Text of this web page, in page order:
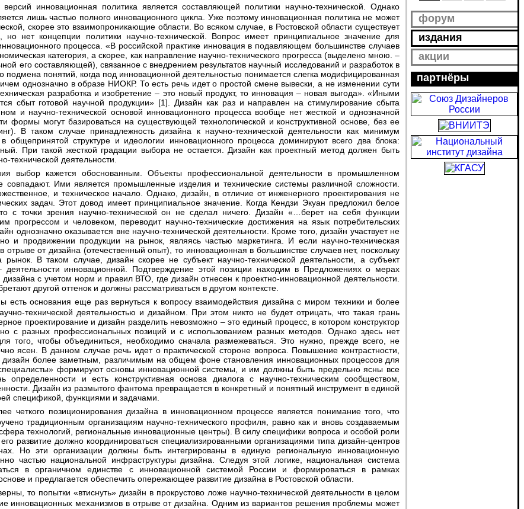
форум
издания
акции
партнёры
лишь частью полного инновационного цикла. Уже поэтому инновационная политика не может
скорее это взаимопроникающие области. Во всяком случае, в Ростовской области существует
но нет концепции политики научно-технической. Вопрос имеет принципиальное значение для
процесса. «В российской практике инновация в подавляющем большинстве случаев
категория, а скорее, как направление научно-технического прогресса (выделено мною. –
его составляющей), связанное с внедрением результатов научный исследований и разработок в
подмена понятий, когда под инновационной деятельностью понимается слегка модифицированная
однозначно в образе НИОКР. То есть речь идет о простой смене вывески, а не изменении сути
разработка и изобретение – это новый продукт, то инновация – новая выгода». «Иными
сбыт готовой научной продукции» [1]. Дизайн как раз и направлен на стимулирование сбыта
и научно-технической основой инновационного процесса вообще нет жесткой и однозначной
формы могут базироваться на существующей технологической и конструктивной основе, без ее
В таком случае принадлежность дизайна к научно-технической деятельности как минимум
общепринятой структуре и идеологии инновационного процесса доминируют всего два блока:
При такой жесткой градации выбора не остается. Дизайн как проектный метод должен быть
технической деятельности.
совпадают. Ими является промышленные изделия и технические системы различной сложности.
и техническое начало. Однако, дизайн, в отличие от инженерного проектирования не
задач. Этот довод имеет принципиальное значение. Когда Кендзи Экуан предложил белое
с точки зрения научно-технической он не сделал ничего. Дизайн «…берет на себя функции
прогрессом и человеком, переводит научно-технические достижения на язык потребительских
однозначно оказывается вне научно-технической деятельности. Кроме того, дизайн участвует не
и продвижении продукции на рынок, являясь частью маркетинга. И если научно-техническая
отрыве от дизайна (отечественный опыт), то инновационная в большинстве случаев нет, поскольку
В таком случае, дизайн скорее не субъект научно-технической деятельности, а субъект
деятельности инновационной. Подтверждение этой позиции находим в Предложениях о мерах
дизайна с учетом норм и правил ВТО, где дизайн отнесен к проектно-инновационной деятельности.
другой оттенок и должны рассматриваться в другом контексте.
технической деятельностью и дизайном. При этом никто не будет отрицать, что такая грань
проектирование и дизайн разделить невозможно – это единый процесс, в котором конструктор
с разных профессиональных позиций и с использованием разных методов. Однако здесь нет
того, чтобы объединиться, необходимо сначала размежеваться. Это нужно, прежде всего, не
ясен. В данном случае речь идет о практической стороне вопроса. Повышение контрастности,
дизайн более заметным, различимым на общем фоне становления инновационных процессов для
формируют основы инновационной системы, и им должны быть предельно ясны все
и есть конструктивная основа диалога с научно-техническим сообществом,
Дизайн из размытого фантома превращается в конкретный и понятный инструмент в единой
спецификой, функциями и задачами.
традиционным организациям научно-технического профиля, равно как и вновь создаваемым
технологий, региональные инновационные центры). В силу специфики вопроса и особой роли
развитие должно координироваться специализированными организациями типа дизайн-центров
Но эти организации должны быть интегрированы в единую региональную инновационную
частью национальной инфраструктуры дизайна. Следуя этой логике, национальная система
в органичном единстве с инновационной системой России и формироваться в рамках
и предлагается обеспечить опережающее развитие дизайна в Ростовской области.
инновационных механизмов в отрыве от дизайна. Одним из вариантов решения проблемы может